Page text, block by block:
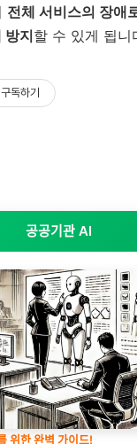
전체 서비스의 장애
방지할 수 있게 됩니
구독하기
공공기관 AI
위한 완벽 가이드!